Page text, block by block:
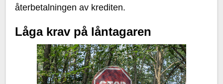
återbetalningen av krediten.
Låga krav på låntagaren